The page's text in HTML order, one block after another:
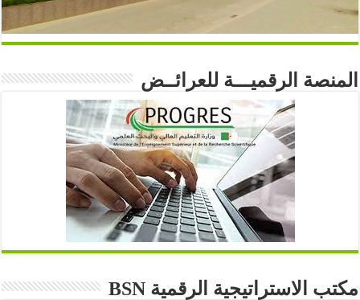
المنصة الرقميـــة للعرائــض
مكتب الاستراتيجية الرقمية BSN